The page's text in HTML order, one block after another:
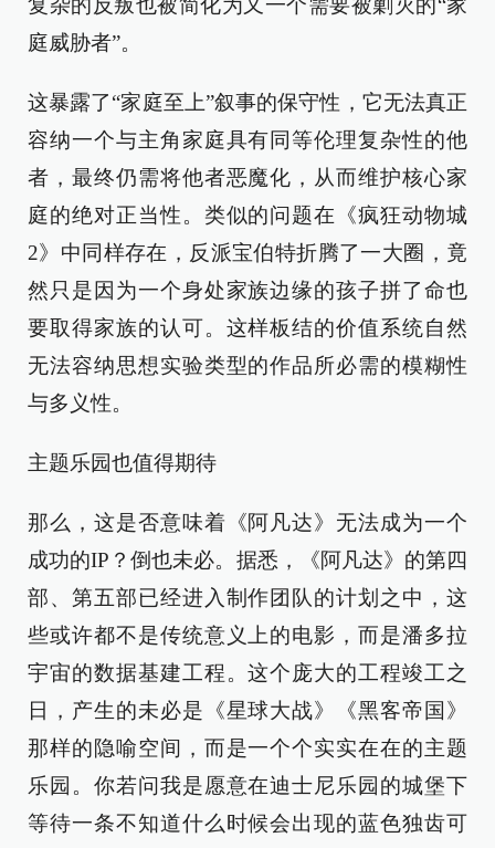
复杂的反叛也被简化为又一个需要被剿灭的“家
庭威胁者”。
这暴露了“家庭至上”叙事的保守性，它无法真正
容纳一个与主角家庭具有同等伦理复杂性的他
者，最终仍需将他者恶魔化，从而维护核心家
庭的绝对正当性。类似的问题在《疯狂动物城
2》中同样存在，反派宝伯特折腾了一大圈，竟
然只是因为一个身处家族边缘的孩子拼了命也
要取得家族的认可。这样板结的价值系统自然
无法容纳思想实验类型的作品所必需的模糊性
与多义性。
主题乐园也值得期待
那么，这是否意味着《阿凡达》无法成为一个
成功的IP？倒也未必。据悉，《阿凡达》的第四
部、第五部已经进入制作团队的计划之中，这
些或许都不是传统意义上的电影，而是潘多拉
宇宙的数据基建工程。这个庞大的工程竣工之
日，产生的未必是《星球大战》《黑客帝国》
那样的隐喻空间，而是一个个实实在在的主题
乐园。你若问我是愿意在迪士尼乐园的城堡下
等待一条不知道什么时候会出现的蓝色独齿可